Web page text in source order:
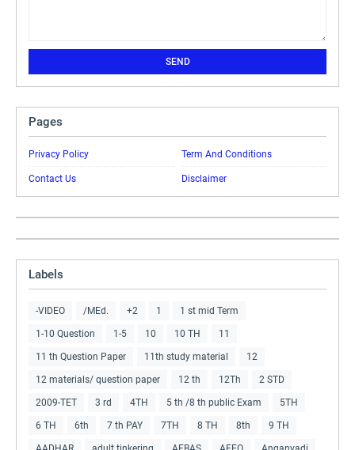
Pages
Privacy Policy Term And Conditions
Contact Us Disclaimer
Labels
-VIDEO /MEd. +2 1 1 st mid Term
1-10 Question 1-5 10 10 TH 11
11 th Question Paper 11th study material 12
12 materials/ question paper 12 th 12Th 2 STD
2009-TET 3 rd 4TH 5 th /8 th public Exam 5TH
6 TH 6th 7 th PAY 7TH 8 TH 8th 9 TH